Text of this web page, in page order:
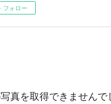
フォロー
真を取得できませんで